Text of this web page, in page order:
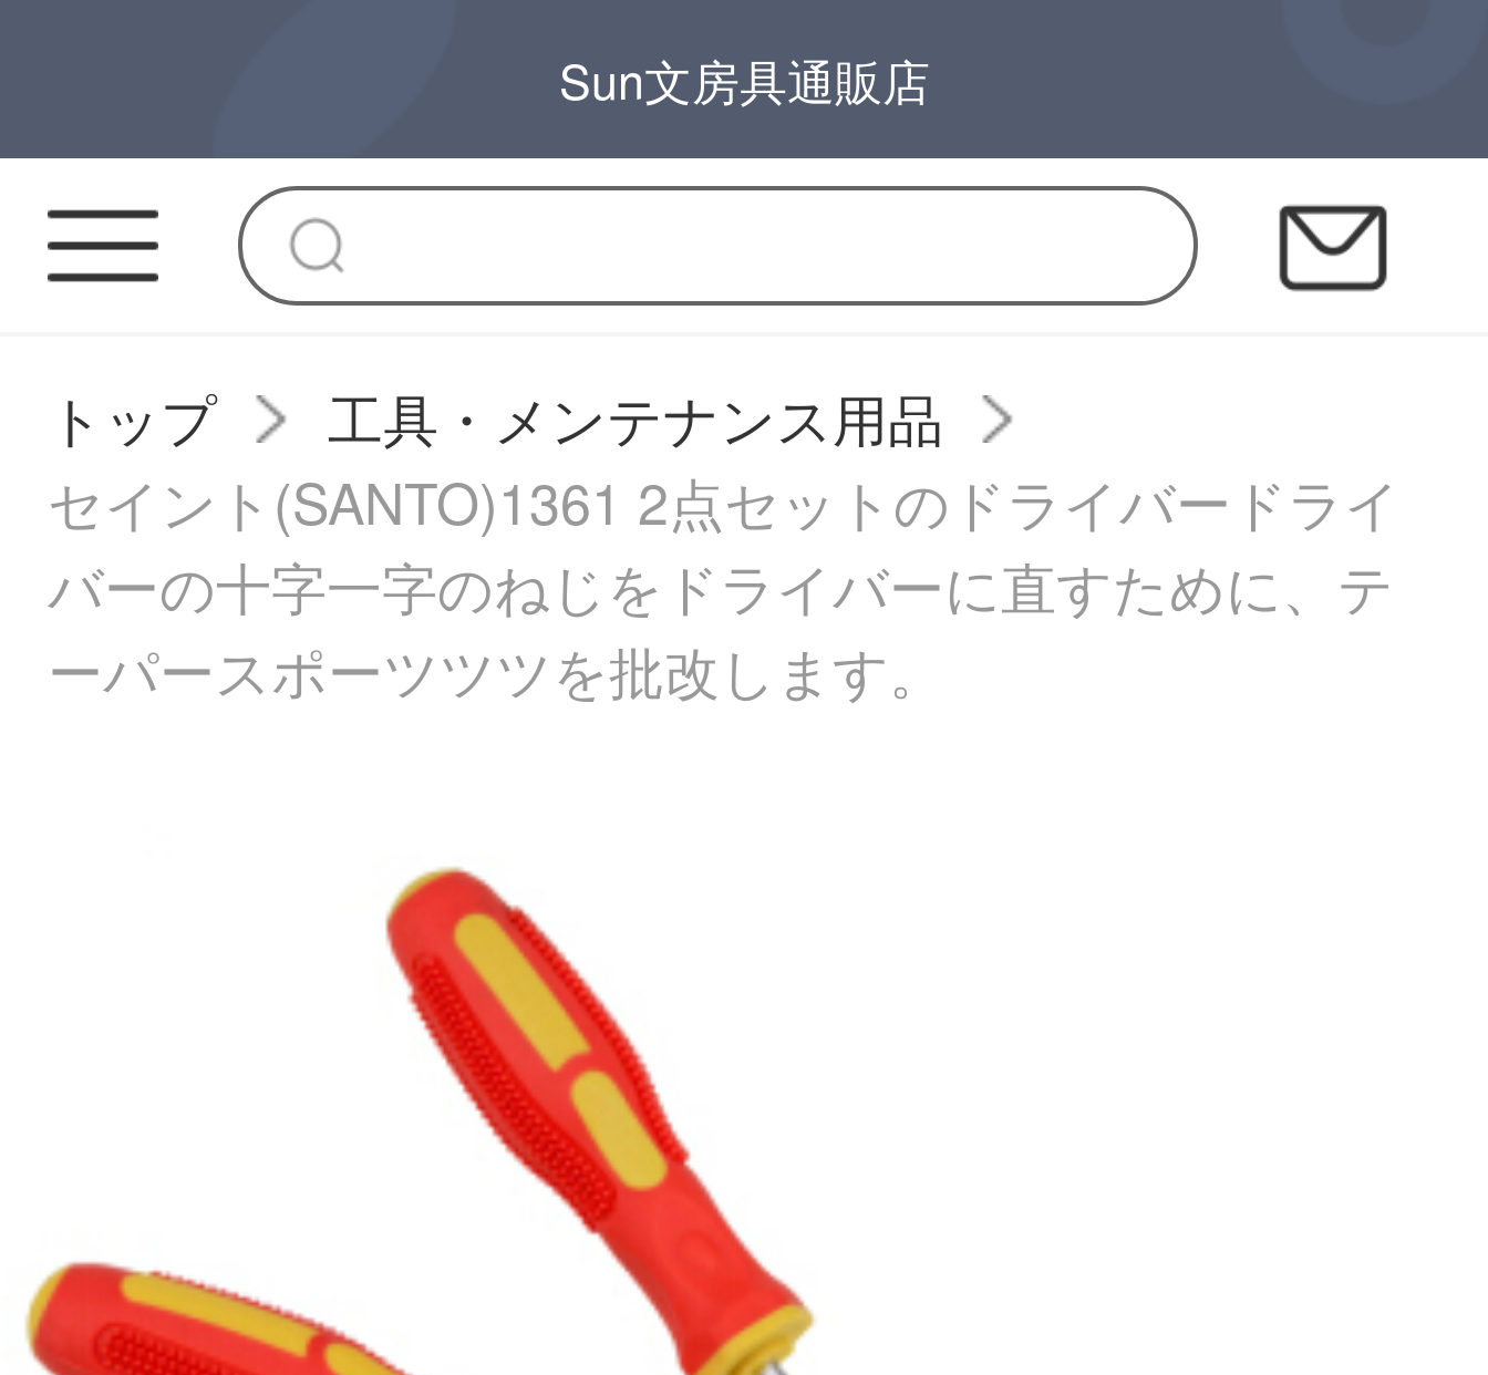
Sun文房具通販店
トップ
工具・メンテナンス用品
セイント(SANTO)1361 2点セットのドライバードライ
バーの十字一字のねじをドライバーに直すために、テ
ーパースポーツツツを批改します。